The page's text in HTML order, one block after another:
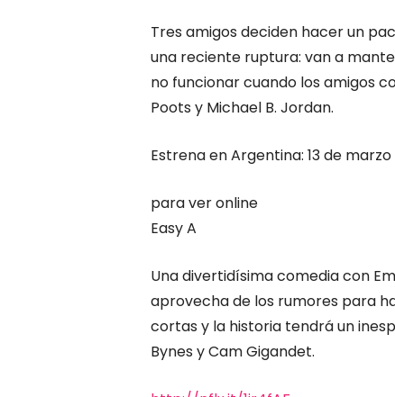
Tres amigos deciden hacer un
una reciente ruptura: van a
no funcionar cuando los amigos
Poots y Michael B. Jordan.
Estrena en Argentina: 13 de marzo
para ver online
Easy A
Una divertidísima comedia con
aprovecha de los rumores para
cortas y la historia tendrá un
Bynes y Cam Gigandet.